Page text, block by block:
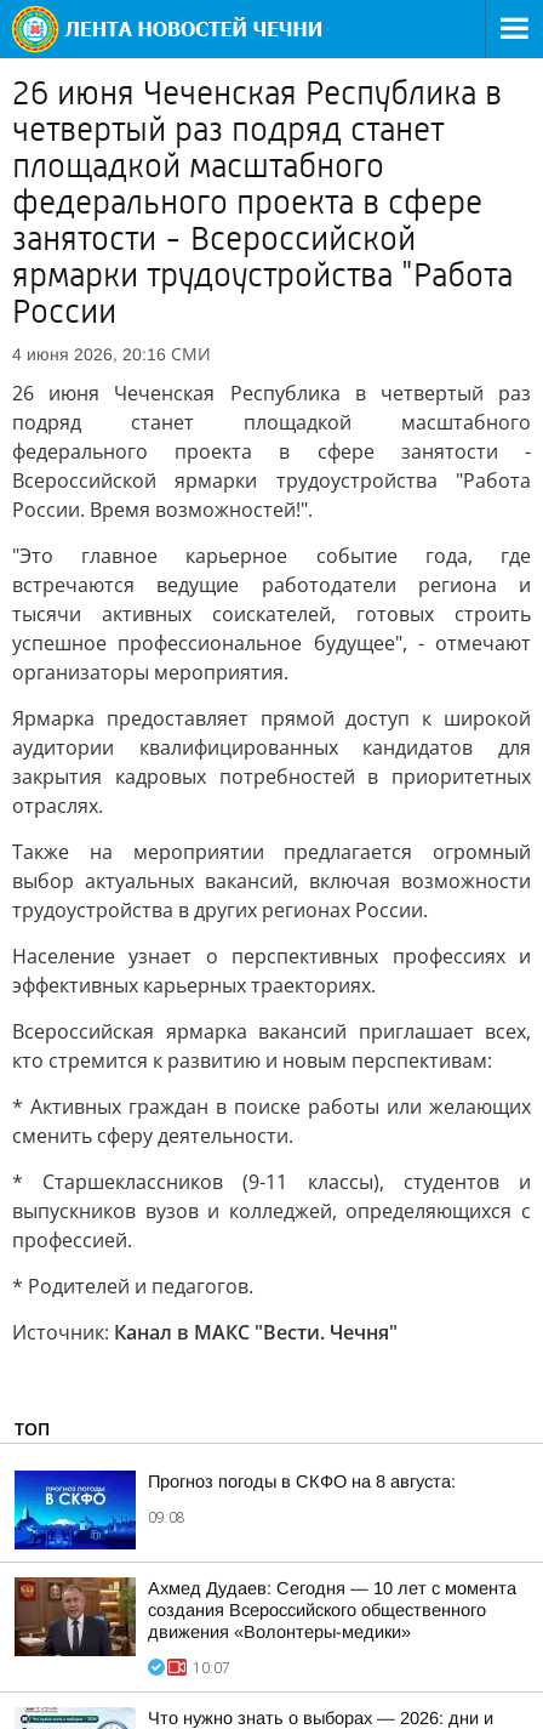
26 июня Чеченская Республика в
четвертый раз подряд станет
площадкой масштабного
федерального проекта в сфере
занятости - Всероссийской
ярмарки трудоустройства "Работа
России
4 июня 2026, 20:16 СМИ
26 июня Чеченская Республика в четвертый раз
подряд станет площадкой масштабного
федерального проекта в сфере занятости -
Всероссийской ярмарки трудоустройства "Работа
России. Время возможностей!".
"Это главное карьерное событие года, где
встречаются ведущие работодатели региона и
тысячи активных соискателей, готовых строить
успешное профессиональное будущее", - отмечают
организаторы мероприятия.
Ярмарка предоставляет прямой доступ к широкой
аудитории квалифицированных кандидатов для
закрытия кадровых потребностей в приоритетных
отраслях.
Также на мероприятии предлагается огромный
выбор актуальных вакансий, включая возможности
трудоустройства в других регионах России.
Население узнает о перспективных профессиях и
эффективных карьерных траекториях.
Всероссийская ярмарка вакансий приглашает всех,
кто стремится к развитию и новым перспективам:
* Активных граждан в поиске работы или желающих
сменить сферу деятельности.
* Старшеклассников (9-11 классы), студентов и
выпускников вузов и колледжей, определяющихся с
профессией.
* Родителей и педагогов.
Источник: Канал в МАКС "Вести. Чечня"
ТОП
Прогноз погоды в СКФО на 8 августа:
09:08
Ахмед Дудаев: Сегодня — 10 лет с момента
создания Всероссийского общественного
движения «Волонтеры-медики»
10:07
Что нужно знать о выборах — 2026: дни и